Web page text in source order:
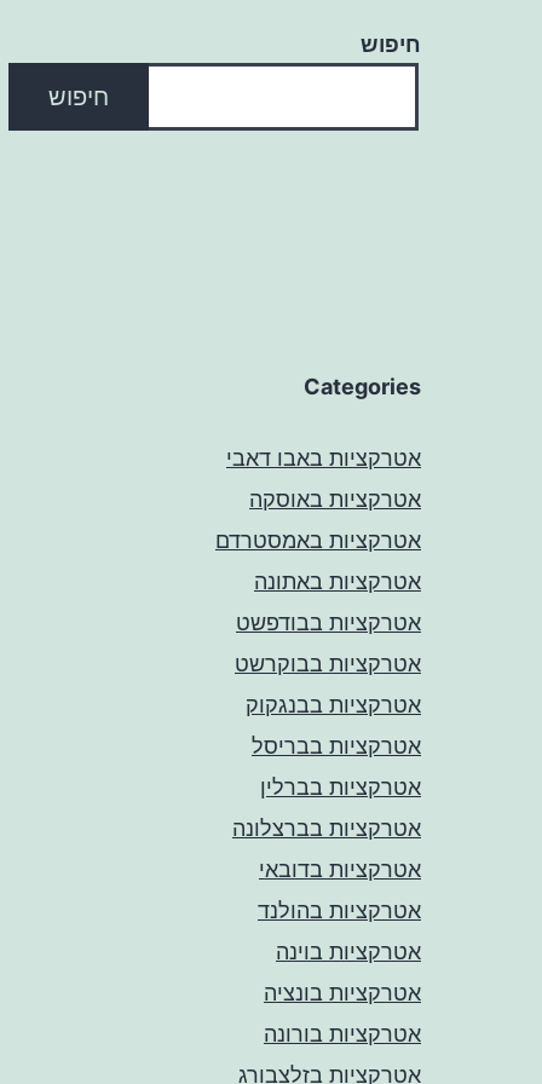
חיפוש
חיפוש
Categories
אטרקציות באבו דאבי
אטרקציות באוסקה
אטרקציות באמסטרדם
אטרקציות באתונה
אטרקציות בבודפשט
אטרקציות בבוקרשט
אטרקציות בבנגקוק
אטרקציות בבריסל
אטרקציות בברלין
אטרקציות בברצלונה
אטרקציות בדובאי
אטרקציות בהולנד
אטרקציות בוינה
אטרקציות בונציה
אטרקציות בורונה
אטרקציות בזלצבורג